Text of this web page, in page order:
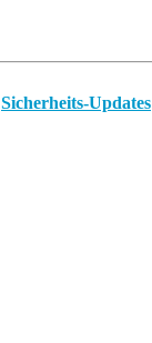
Sicherheits-Updates